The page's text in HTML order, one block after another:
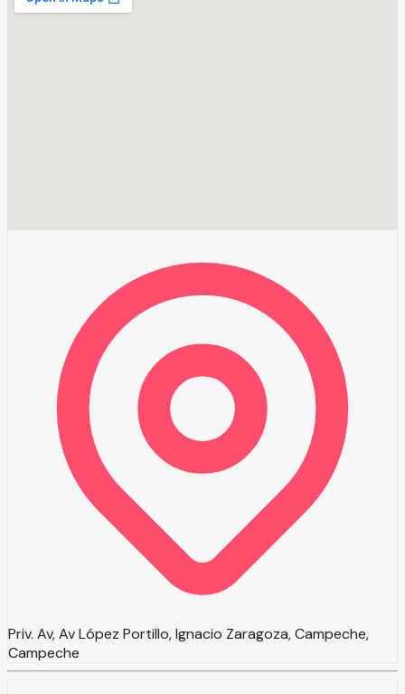
Priv. Av, Av López Portillo, Ignacio Zaragoza, Campeche,
Campeche